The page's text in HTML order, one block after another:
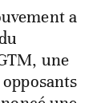
a
une